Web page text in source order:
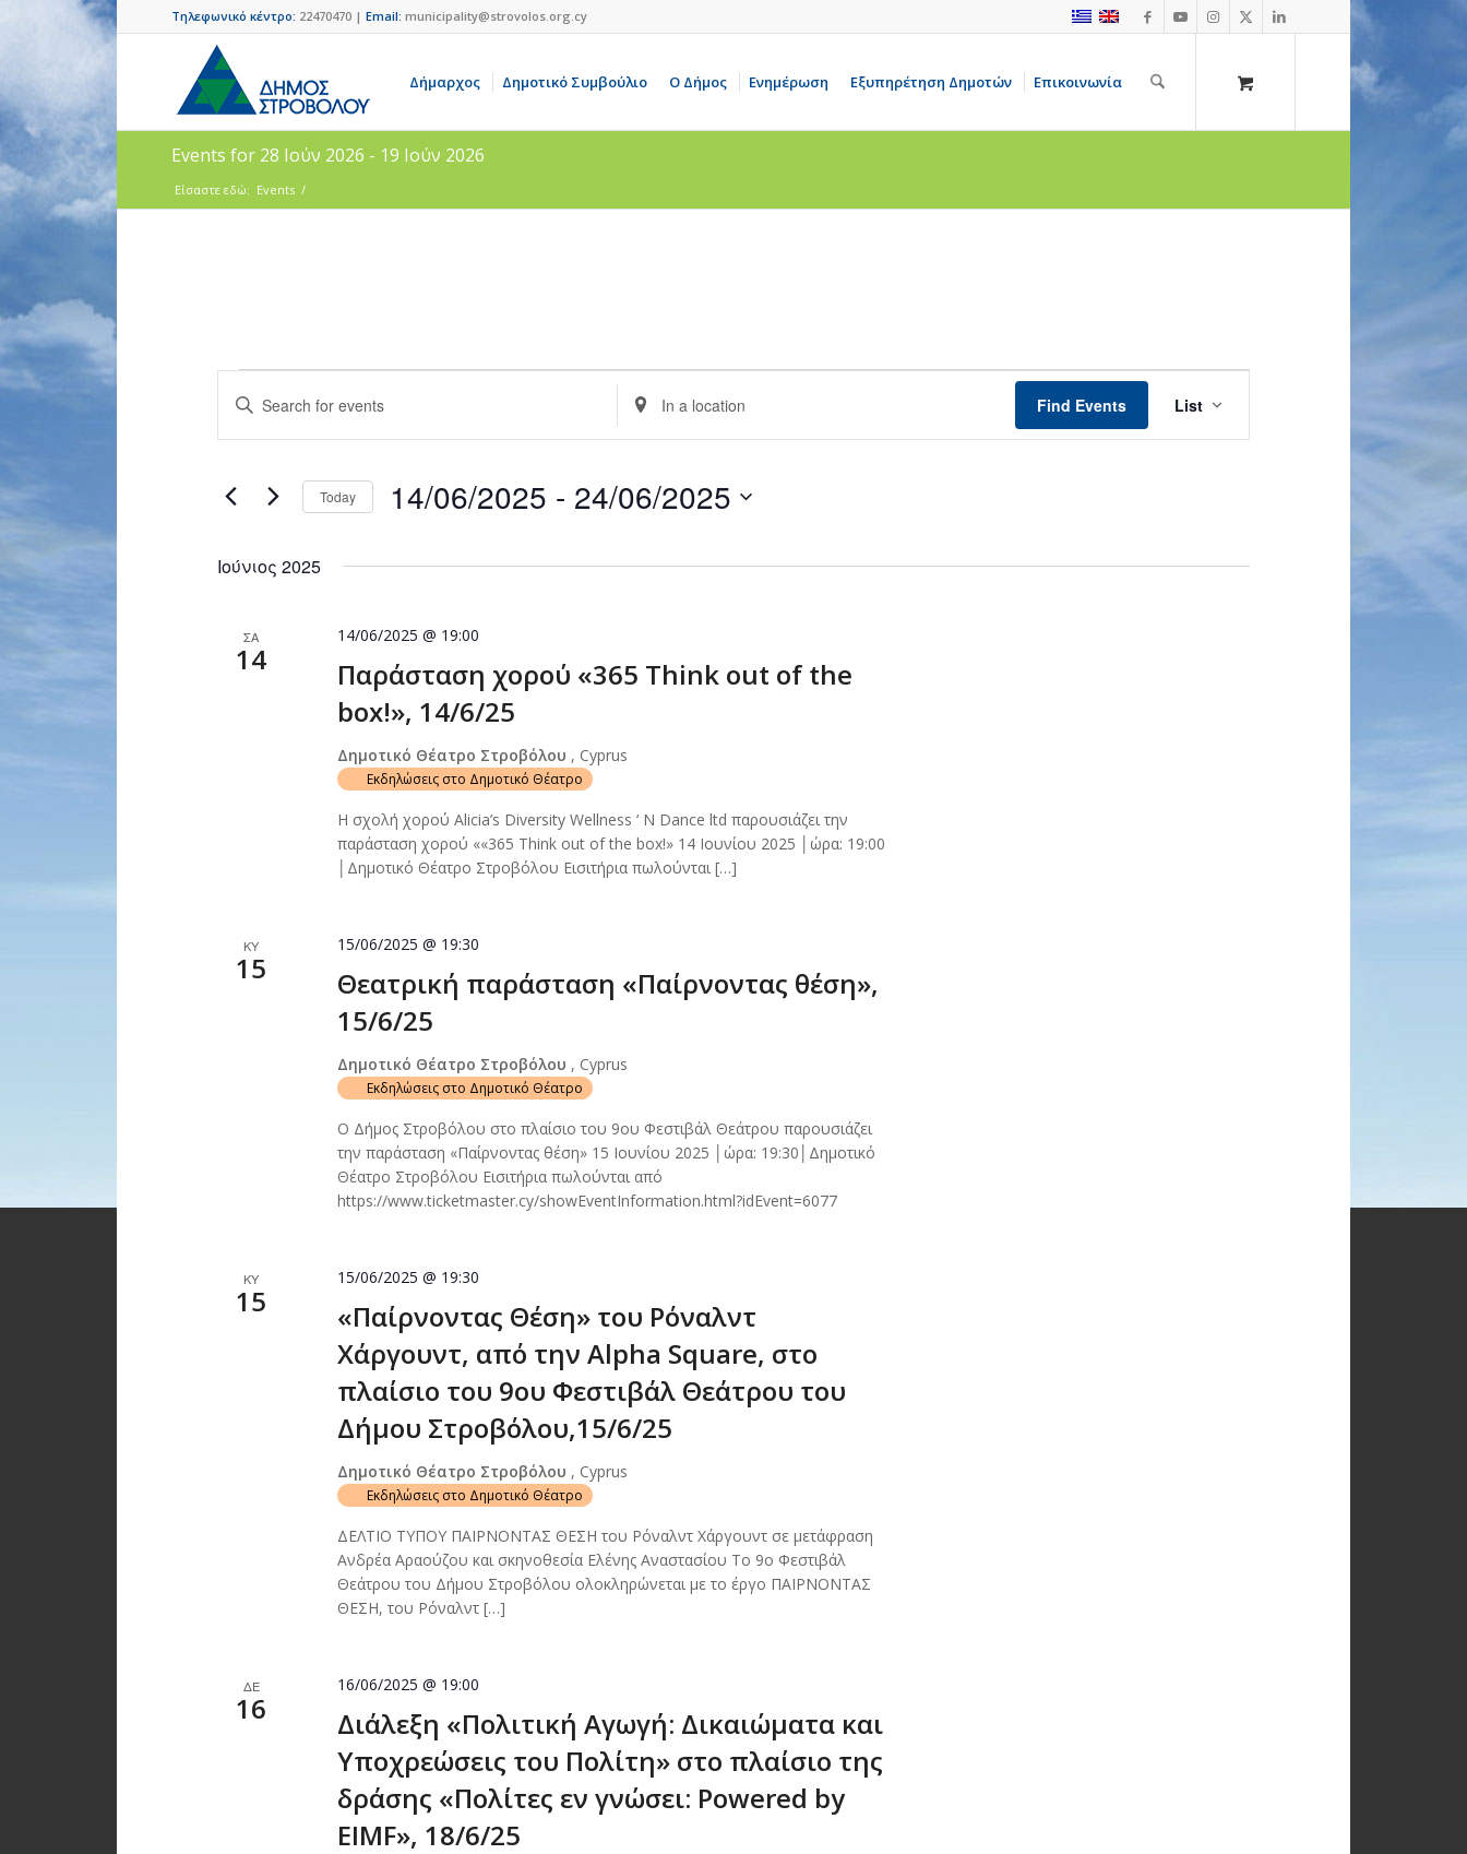
Τηλεφωνικό κέντρο: 22470470 | Email: municipality@strovolos.org.cy
Δήμαρχος Δημοτικό Συμβούλιο Ο Δήμος Ενημέρωση Εξυπηρέτηση Δημοτών Επικοινωνία
Events for 28 Ιούν 2026 - 19 Ιούν 2026
Είσαστε εδώ: Events /
Events
Search
and
Views
Navigation
Enter
Keyword.
Search
Events
Enter
Location.
Search
Events
by
Find Events
Views
List
Today 14/06/2025 - 24/06/2025
Ιούνιος 2025
ΣΑ
14
Παράσταση χορού «365 Think out of the
box!», 14/6/25
14/06/2025 @ 19:00
Δημοτικό Θέατρο Στροβόλου , Cyprus
Εκδηλώσεις στο Δημοτικό Θέατρο
Η σχολή χορού Alicia’s Diversity Wellness ‘ N Dance ltd παρουσιάζει την
παράσταση χορού ««365 Think out of the box!» 14 Ιουνίου 2025 │ώρα: 19:00
│Δημοτικό Θέατρο Στροβόλου Εισιτήρια πωλούνται […]
ΚΥ
15
Θεατρική παράσταση «Παίρνοντας θέση»,
15/6/25
15/06/2025 @ 19:30
Δημοτικό Θέατρο Στροβόλου , Cyprus
Εκδηλώσεις στο Δημοτικό Θέατρο
Ο Δήμος Στροβόλου στο πλαίσιο του 9ου Φεστιβάλ Θεάτρου παρουσιάζει
την παράσταση «Παίρνοντας θέση» 15 Ιουνίου 2025 │ώρα: 19:30│Δημοτικό
Θέατρο Στροβόλου Εισιτήρια πωλούνται από
https://www.ticketmaster.cy/showEventInformation.html?idEvent=6077
ΚΥ
15
«Παίρνοντας Θέση» του Ρόναλντ
Χάργουντ, από την Alpha Square, στο
πλαίσιο του 9ου Φεστιβάλ Θεάτρου του
Δήμου Στροβόλου,15/6/25
15/06/2025 @ 19:30
Δημοτικό Θέατρο Στροβόλου , Cyprus
Εκδηλώσεις στο Δημοτικό Θέατρο
ΔΕΛΤΙΟ ΤΥΠΟΥ ΠΑΙΡΝΟΝΤΑΣ ΘΕΣΗ του Ρόναλντ Χάργουντ σε μετάφραση
Ανδρέα Αραούζου και σκηνοθεσία Ελένης Αναστασίου Το 9ο Φεστιβάλ
Θεάτρου του Δήμου Στροβόλου ολοκληρώνεται με το έργο ΠΑΙΡΝΟΝΤΑΣ
ΘΕΣΗ, του Ρόναλντ […]
ΔΕ
16
Διάλεξη «Πολιτική Αγωγή: Δικαιώματα και
Υποχρεώσεις του Πολίτη» στο πλαίσιο της
δράσης «Πολίτες εν γνώσει: Powered by
EIMF», 18/6/25
16/06/2025 @ 19:00